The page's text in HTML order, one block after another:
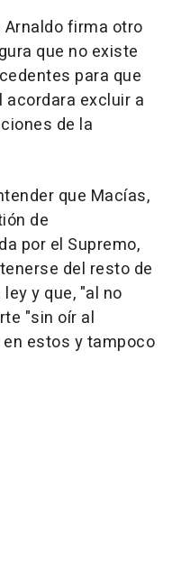
Arnaldo firma otro
que no existe
para que
excluir a
de la
que Macías,
de
por el Supremo,
del resto de
y que, "al no
"sin oír al
estos y tampoco